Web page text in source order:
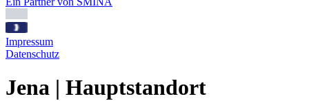
Impressum
Datenschutz
Jena | Hauptstandort